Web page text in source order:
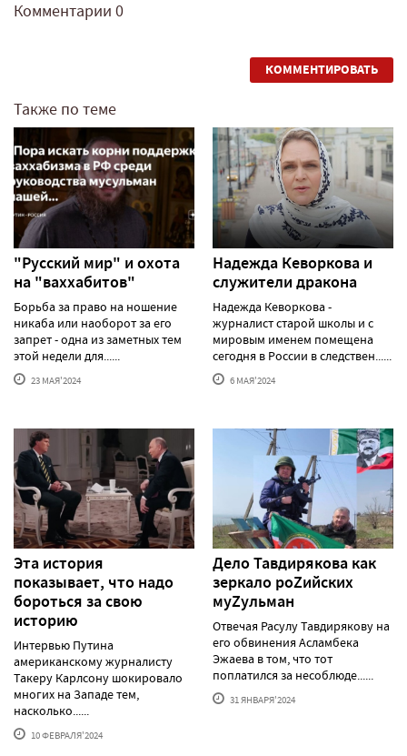
Комментарии 0
КОММЕНТИРОВАТЬ
Также по теме
"Русский мир" и охота
на "ваххабитов"
Борьба за право на ношение
никаба или наоборот за его
запрет - одна из заметных тем
этой недели для......
23 МАЯ'2024
Надежда Кеворкова и
служители дракона
Надежда Кеворкова -
журналист старой школы и с
мировым именем помещена
сегодня в России в следствен......
6 МАЯ'2024
Эта история
показывает, что надо
бороться за свою
историю
Интервью Путина
американскому журналисту
Такеру Карлсону шокировало
многих на Западе тем,
насколько......
10 ФЕВРАЛЯ'2024
Дело Тавдирякова как
зеркало роZийских
муZульман
Отвечая Расулу Тавдирякову на
его обвинения Асламбека
Эжаева в том, что тот
поплатился за несоблюде......
31 ЯНВАРЯ'2024